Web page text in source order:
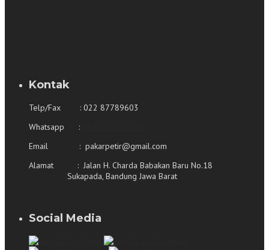
Kontak
Telp/Fax : 022 87789603
Whatsapp :
Email : pakarpetir@gmail.com
Alamat : Jalan H. Charda Babakan Baru No.18
Sukapada, Bandung Jawa Barat
Social Media